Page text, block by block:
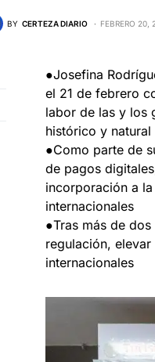
BY CERTEZA DIARIO FEBRERO 20,
●Josefina
el 21 de febrero
labor de las y los
histórico y
●Como parte de
de pagos
incorporación a
internacionales
●Tras más de
regulación,
internacionales